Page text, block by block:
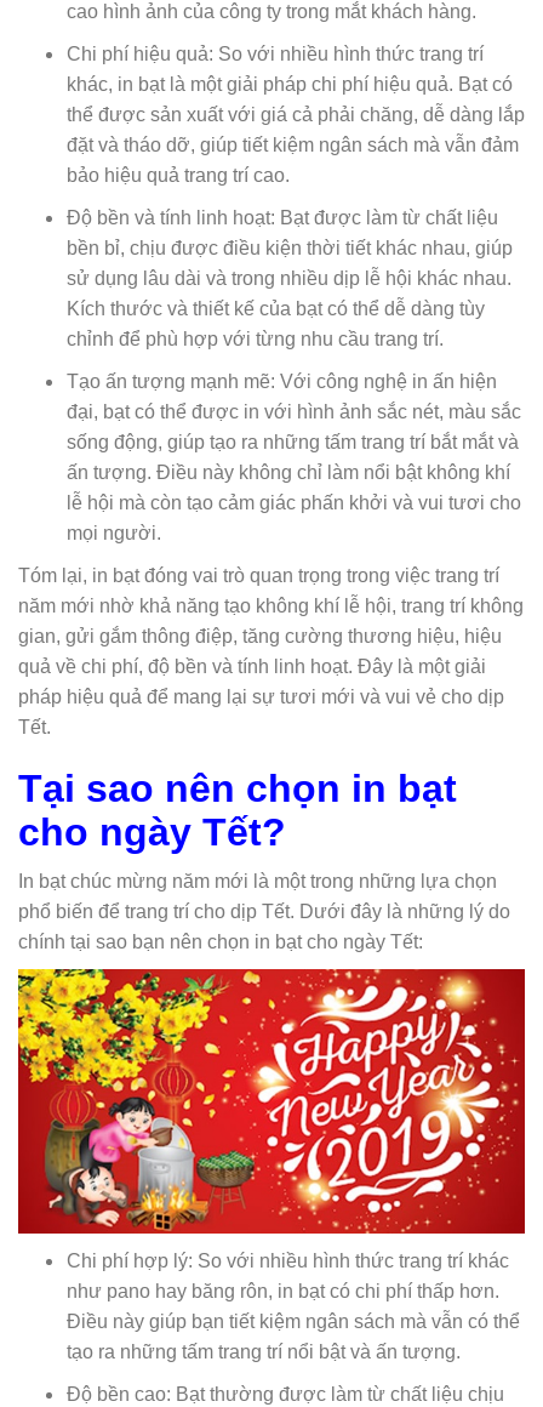
cao hình ảnh của công ty trong mắt khách hàng.
Chi phí hiệu quả: So với nhiều hình thức trang trí
khác, in bạt là một giải pháp chi phí hiệu quả. Bạt có
thể được sản xuất với giá cả phải chăng, dễ dàng lắp
đặt và tháo dỡ, giúp tiết kiệm ngân sách mà vẫn đảm
bảo hiệu quả trang trí cao.
Độ bền và tính linh hoạt: Bạt được làm từ chất liệu
bền bỉ, chịu được điều kiện thời tiết khác nhau, giúp
sử dụng lâu dài và trong nhiều dịp lễ hội khác nhau.
Kích thước và thiết kế của bạt có thể dễ dàng tùy
chỉnh để phù hợp với từng nhu cầu trang trí.
Tạo ấn tượng mạnh mẽ: Với công nghệ in ấn hiện
đại, bạt có thể được in với hình ảnh sắc nét, màu sắc
sống động, giúp tạo ra những tấm trang trí bắt mắt và
ấn tượng. Điều này không chỉ làm nổi bật không khí
lễ hội mà còn tạo cảm giác phấn khởi và vui tươi cho
mọi người.
Tóm lại, in bạt đóng vai trò quan trọng trong việc trang trí
năm mới nhờ khả năng tạo không khí lễ hội, trang trí không
gian, gửi gắm thông điệp, tăng cường thương hiệu, hiệu
quả về chi phí, độ bền và tính linh hoạt. Đây là một giải
pháp hiệu quả để mang lại sự tươi mới và vui vẻ cho dịp
Tết.
Tại sao nên chọn in bạt
cho ngày Tết?
In bạt chúc mừng năm mới là một trong những lựa chọn
phổ biến để trang trí cho dịp Tết. Dưới đây là những lý do
chính tại sao bạn nên chọn in bạt cho ngày Tết:
Chi phí hợp lý: So với nhiều hình thức trang trí khác
như pano hay băng rôn, in bạt có chi phí thấp hơn.
Điều này giúp bạn tiết kiệm ngân sách mà vẫn có thể
tạo ra những tấm trang trí nổi bật và ấn tượng.
Độ bền cao: Bạt thường được làm từ chất liệu chịu